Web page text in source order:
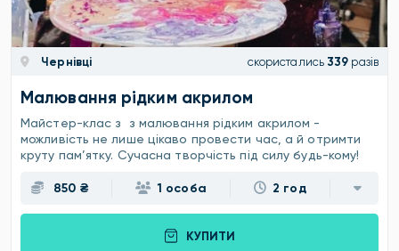
Чернівці скористались 339 разів
Малювання рідким акрилом
Майстер-клас з з малювання рідким акрилом -
можливість не лише цікаво провести час, а й отримти
круту пам’ятку. Сучасна творчість під силу будь-кому!
850 ₴ 1 особа 2 год
КУПИТИ